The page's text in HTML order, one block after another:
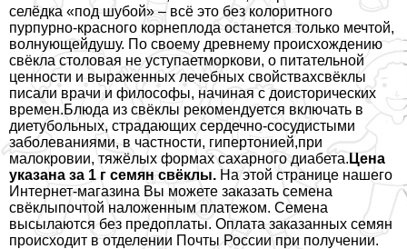
селёдка «под шубой» – всё это без колоритного
пурпурно-красного корнеплода останется только мечтой,
волнующейдушу. По своему древнему происхождению
свёкла столовая не уступаетморкови, о питательной
ценности и выраженных лечебных свойствахсвёклы
писали врачи и философы, начиная с доисторических
времен.Блюда из свёклы рекомендуется включать в
диетубольных, страдающих сердечно-сосудистыми
заболеваниями, в частности, гипертонией,при
малокровии, тяжёлых формах сахарного диабета. Цена
указана за 1 г семян свёклы. На этой странице нашего
Интернет-магазина Вы можете заказать семена
свёклыпочтой наложенным платежом. Семена
высылаются без предоплаты. Оплата заказанных семян
происходит в отделении Почты России при получении.